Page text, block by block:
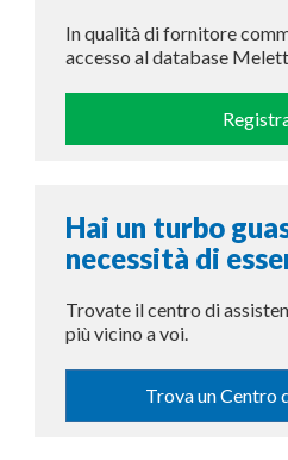
In qualità di fornitore
accesso al database
Hai un turbo
necessità di
Trovate il centro di
più vicino a voi.
Trova un Centro